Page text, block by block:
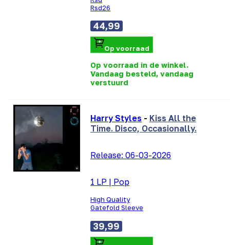
Rsd26
44,99
Op voorraad
Op voorraad in de winkel.
Vandaag besteld, vandaag
verstuurd
Harry Styles - Kiss All the
Time. Disco, Occasionally.
Release: 06-03-2026
1 LP | Pop
High Quality
Gatefold Sleeve
39,99